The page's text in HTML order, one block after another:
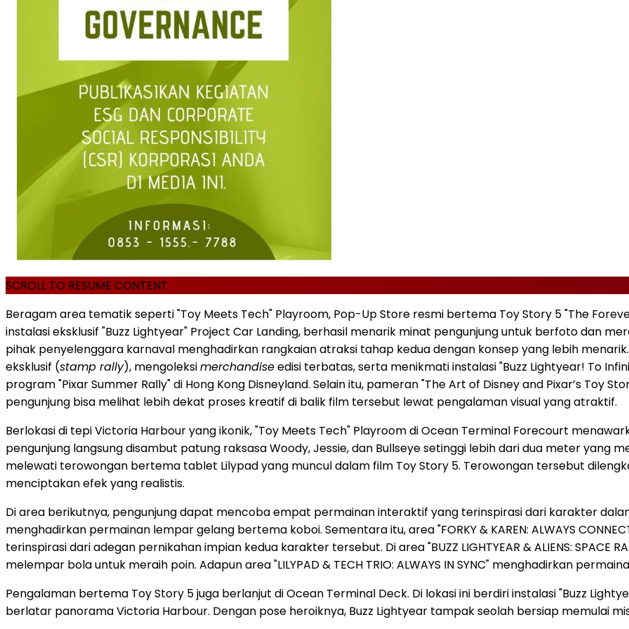
SCROLL TO RESUME CONTENT
Beragam area tematik seperti "Toy Meets Tech" Playroom, Pop-Up Store resmi bertema Toy Story 5 "The
instalasi eksklusif "Buzz Lightyear" Project Car Landing, berhasil menarik minat pengunjung untuk berfoto dan
pihak penyelenggara karnaval menghadirkan rangkaian atraksi tahap kedua dengan konsep yang lebih
eksklusif (stamp rally), mengoleksimerchandiseedisi terbatas, serta menikmati instalasi "Buzz Lightyear! To
program "Pixar Summer Rally" di Hong Kong Disneyland. Selain itu, pameran "The Art of Disney and Pixar’s Toy
pengunjung bisa melihat lebih dekat proses kreatif di balik film tersebut lewat pengalaman visual yang atraktif.
Berlokasi di tepi Victoria Harbour yang ikonik, "Toy Meets Tech" Playroom di Ocean Terminal Forecourt
pengunjung langsung disambut patung raksasa Woody, Jessie, dan Bullseye setinggi lebih dari dua meter yang
melewati terowongan bertema tablet Lilypad yang muncul dalam film Toy Story 5. Terowongan tersebut
menciptakan efek yang realistis.
Di area berikutnya, pengunjung dapat mencoba empat permainan interaktif yang terinspirasi dari karakter dalam
menghadirkan permainan lempar gelang bertema koboi. Sementara itu, area "FORKY & KAREN: ALWAYS
terinspirasi dari adegan pernikahan impian kedua karakter tersebut. Di area "BUZZ LIGHTYEAR & ALIENS: SPACE
melempar bola untuk meraih poin. Adapun area "LILYPAD & TECH TRIO: ALWAYS IN SYNC" menghadirkan
Pengalaman bertema Toy Story 5 juga berlanjut di Ocean Terminal Deck. Di lokasi ini berdiri instalasi "Buzz
berlatar panorama Victoria Harbour. Dengan pose heroiknya, Buzz Lightyear tampak seolah bersiap memulai